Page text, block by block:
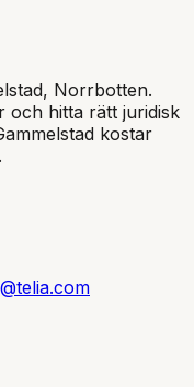
, Norrbotten.
och hitta rätt juridisk
kostar